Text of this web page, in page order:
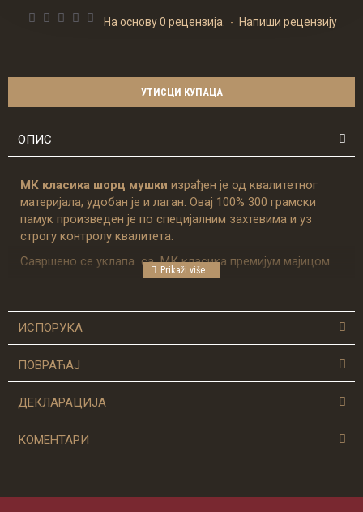
На основу 0 рецензија. - Напиши рецензију
УТИСЦИ КУПАЦА
ОПИС
МК класика шорц мушки израђен је од квалитетног
материјала, удобан је и лаган. Овај 100% 300 грамски
памук произведен је по специјалним захтевима и уз
строгу контролу квалитета.
Савршено се уклапа са МК класика премијум мајицом.
Сви детаљи на шорцу су пажљиво дизајнирани,
урађени у високом квалитету и чине једну посебно
осмишљену целину, а сам производ аутентичним.
МК класик - шорц мушки је доступан у 4 боје и у
Минимална могућност скупљања, од 3 до 5 %.
ИСПОРУКА
ПОВРАЋАЈ
ДЕКЛАРАЦИЈА
КОМЕНТАРИ